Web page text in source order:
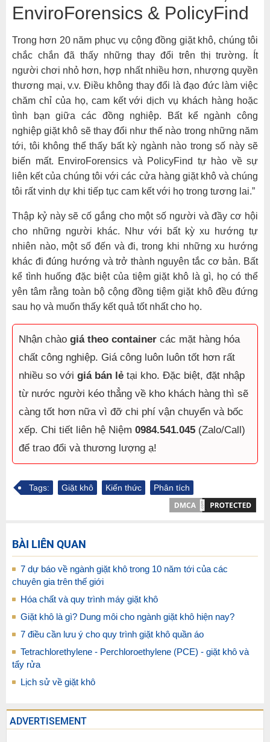
EnviroForensics & PolicyFind
Trong hơn 20 năm phục vụ cộng đồng giặt khô, chúng tôi
chắc chắn đã thấy những thay đổi trên thị trường. Ít
người chơi nhỏ hơn, hợp nhất nhiều hơn, nhượng quyền
thương mại, v.v. Điều không thay đổi là đạo đức làm việc
chăm chỉ của họ, cam kết với dịch vụ khách hàng hoặc
tình bạn giữa các đồng nghiệp. Bất kể ngành công
nghiệp giặt khô sẽ thay đổi như thế nào trong những năm
tới, tôi không thể thấy bất kỳ ngành nào trong số này sẽ
biến mất. EnviroForensics và PolicyFind tự hào về sự
liên kết của chúng tôi với các cửa hàng giặt khô và chúng
tôi rất vinh dự khi tiếp tục cam kết với họ trong tương lai.”
Thập kỷ này sẽ cố gắng cho một số người và đầy cơ hội
cho những người khác. Như với bất kỳ xu hướng tự
nhiên nào, một số đến và đi, trong khi những xu hướng
khác đi đúng hướng và trở thành nguyên tắc cơ bản. Bất
kể tình huống đặc biệt của tiệm giặt khô là gì, họ có thể
yên tâm rằng toàn bộ cộng đồng tiệm giặt khô đều đứng
sau họ và muốn thấy kết quả tốt nhất cho họ.
Nhận chào giá theo container các mặt hàng hóa
chất công nghiệp. Giá công luôn luôn tốt hơn rất
nhiều so với giá bán lẻ tại kho. Đặc biệt, đặt nhập
từ nước người kéo thẳng về kho khách hàng thì sẽ
càng tốt hơn nữa vì đỡ chi phí vận chuyển và bốc
xếp. Chi tiết liên hệ Niệm 0984.541.045 (Zalo/Call)
để trao đổi và thương lượng ạ!
Tags: Giặt khô Kiến thức Phân tích
BÀI LIÊN QUAN
7 dự báo về ngành giặt khô trong 10 năm tới của các
chuyên gia trên thế giới
Hóa chất và quy trình máy giặt khô
Giặt khô là gì? Dung môi cho ngành giặt khô hiện nay?
7 điều cần lưu ý cho quy trình giặt khô quần áo
Tetrachlorethylene - Perchloroethylene (PCE) - giặt khô và
tẩy rửa
Lịch sử về giặt khô
ADVERTISEMENT